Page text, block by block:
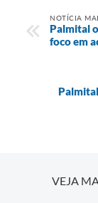
NOTÍCIA
Palmital
foco em
VEJA